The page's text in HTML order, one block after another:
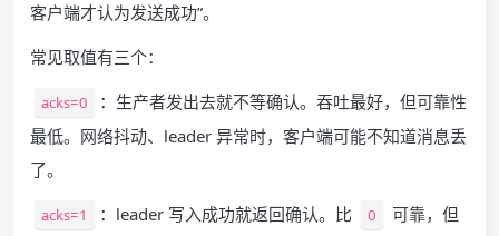
客户端才认为发送成功”。
常见取值有三个：
acks=0
：生产者发出去就不等确认。吞吐最好，但可靠性
最低。网络抖动、leader 异常时，客户端可能不知道消息丢
了。
acks=1 ：leader 写入成功就返回确认。比 0
可靠，但